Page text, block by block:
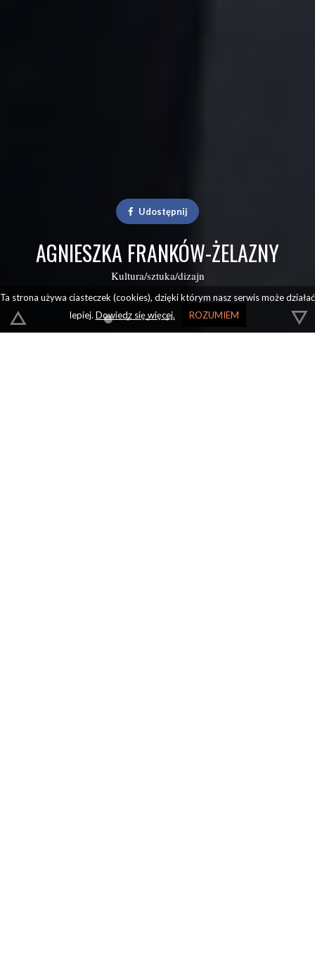
Udostępnij
AGNIESZKA FRANKÓW-ŻELAZNY
Kultura/sztuka/dizajn
Ta strona używa ciasteczek (cookies), dzięki którym nasz serwis może działać
lepiej. Dowiedz się więcej. ROZUMIEM